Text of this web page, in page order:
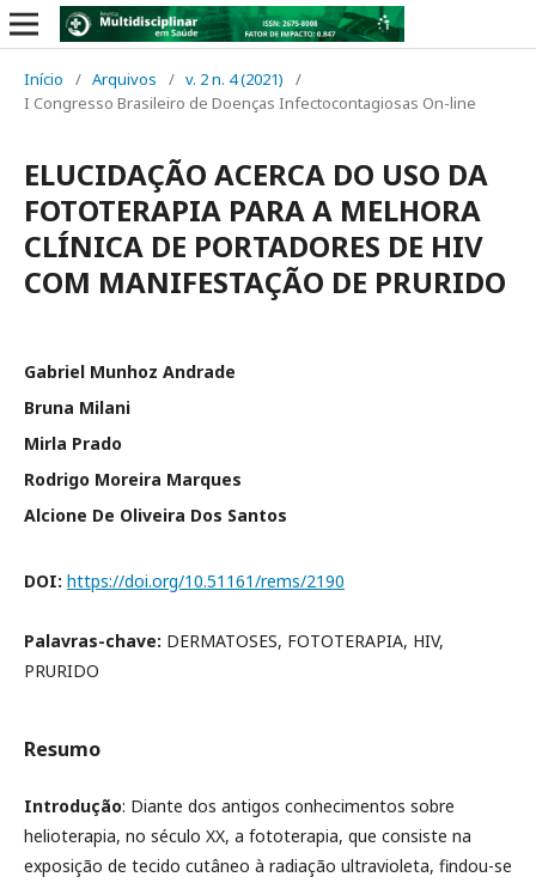
Início / Arquivos / v. 2 n. 4 (2021)
/
I Congresso Brasileiro de Doenças Infectocontagiosas On-line
ELUCIDAÇÃO ACERCA DO USO DA
FOTOTERAPIA PARA A MELHORA
CLÍNICA DE PORTADORES DE HIV
COM MANIFESTAÇÃO DE PRURIDO
Gabriel Munhoz Andrade
Bruna Milani
Mirla Prado
Rodrigo Moreira Marques
Alcione De Oliveira Dos Santos
DOI: https://doi.org/10.51161/rems/2190
Palavras-chave: DERMATOSES, FOTOTERAPIA, HIV,
PRURIDO
Resumo
Introdução: Diante dos antigos conhecimentos sobre
helioterapia, no século XX, a fototerapia, que consiste na
exposição de tecido cutâneo à radiação ultravioleta, findou-se